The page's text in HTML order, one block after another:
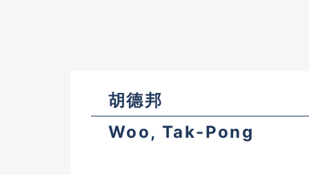
胡德邦
Woo, Tak-Pong